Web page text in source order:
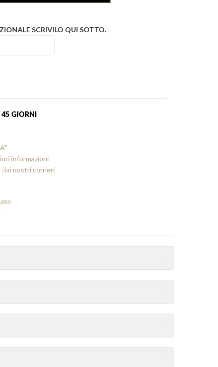
SCRIVILO QUI SOTTO.
GIORNI
informazioni
dainostri corrieri